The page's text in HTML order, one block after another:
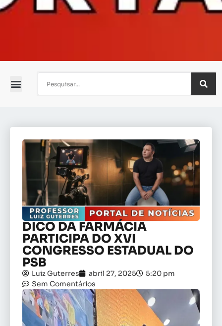
DICO DA FARMÁCIA
PARTICIPA DO XVI
CONGRESSO ESTADUAL DO
PSB
Luiz Guterres abril 27, 2025
5:20 pm
Sem Comentários